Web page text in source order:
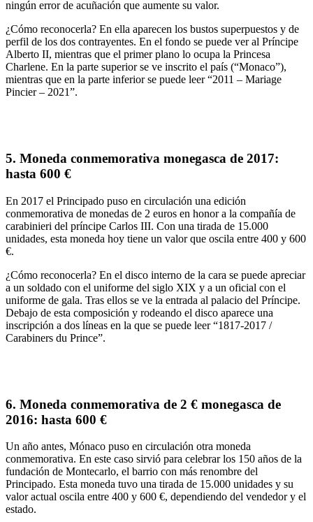
ningún error de acuñación que aumente su valor.
¿Cómo reconocerla? En ella aparecen los bustos superpuestos y de
perfil de los dos contrayentes. En el fondo se puede ver al Príncipe
Alberto II, mientras que el primer plano lo ocupa la Princesa
Charlene. En la parte superior se ve inscrito el país (“Monaco”),
mientras que en la parte inferior se puede leer “2011 – Mariage
Pincier – 2021”.
5. Moneda conmemorativa monegasca de 2017:
hasta 600 €
En 2017 el Principado puso en circulación una edición
conmemorativa de monedas de 2 euros en honor a la compañía de
carabinieri del príncipe Carlos III. Con una tirada de 15.000
unidades, esta moneda hoy tiene un valor que oscila entre 400 y 600
€.
¿Cómo reconocerla? En el disco interno de la cara se puede apreciar
a un soldado con el uniforme del siglo XIX y a un oficial con el
uniforme de gala. Tras ellos se ve la entrada al palacio del Príncipe.
Debajo de esta composición y rodeando el disco aparece una
inscripción a dos líneas en la que se puede leer “1817-2017 /
Carabiners du Prince”.
6. Moneda conmemorativa de 2 € monegasca de
2016: hasta 600 €
Un año antes, Mónaco puso en circulación otra moneda
conmemorativa. En este caso sirvió para celebrar los 150 años de la
fundación de Montecarlo, el barrio con más renombre del
Principado. Esta moneda tuvo una tirada de 15.000 unidades y su
valor actual oscila entre 400 y 600 €, dependiendo del vendedor y el
estado.